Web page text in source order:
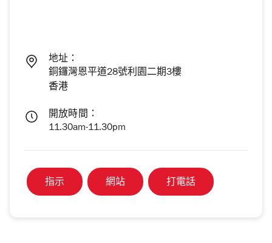
地址：
銅鑼灣恩平道28號利園二期3樓
香港
開放時間：
11.30am-11.30pm
指示 網站 打電話